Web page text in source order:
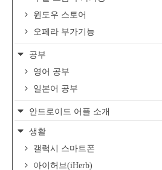
윈도우 스토어
오페라 부가기능
공부
영어 공부
일본어 공부
안드로이드 어플 소개
생활
갤럭시 스마트폰
아이허브(iHerb)